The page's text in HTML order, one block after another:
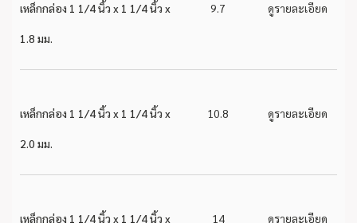
เหล็กกล่อง 1 1/4 นิ้ว x 1 1/4 นิ้ว x
1.8 มม.
9.7 ดูรายละเอียด
เหล็กกล่อง 1 1/4 นิ้ว x 1 1/4 นิ้ว x
2.0 มม.
10.8 ดูรายละเอียด
เหล็กกล่อง 1 1/4 นิ้ว x 1 1/4 นิ้ว x 14 ดูรายละเอียด